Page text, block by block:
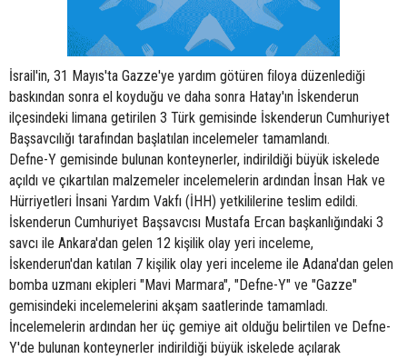
İsrail'in, 31 Mayıs'ta Gazze'ye yardım götüren filoya düzenlediği
baskından sonra el koyduğu ve daha sonra Hatay'ın İskenderun
ilçesindeki limana getirilen 3 Türk gemisinde İskenderun Cumhuriyet
Başsavcılığı tarafından başlatılan incelemeler tamamlandı.
Defne-Y gemisinde bulunan konteynerler, indirildiği büyük iskelede
açıldı ve çıkartılan malzemeler incelemelerin ardından İnsan Hak ve
Hürriyetleri İnsani Yardım Vakfı (İHH) yetkililerine teslim edildi.
İskenderun Cumhuriyet Başsavcısı Mustafa Ercan başkanlığındaki 3
savcı ile Ankara'dan gelen 12 kişilik olay yeri inceleme,
İskenderun'dan katılan 7 kişilik olay yeri inceleme ile Adana'dan gelen
bomba uzmanı ekipleri "Mavi Marmara", "Defne-Y" ve "Gazze"
gemisindeki incelemelerini akşam saatlerinde tamamladı.
İncelemelerin ardından her üç gemiye ait olduğu belirtilen ve Defne-
Y'de bulunan konteynerler indirildiği büyük iskelede açılarak